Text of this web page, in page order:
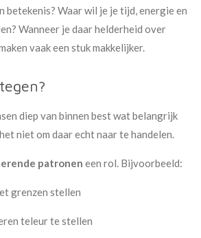
betekenis? Waar wil je je tijd, energie en
Wanneer je daar helderheid over
vaak een stuk makkelijker.
diep van binnen best wat belangrijk
niet om daar echt naar te handelen.
patronen een rol. Bijvoorbeeld:
grenzen stellen
teleur te stellen